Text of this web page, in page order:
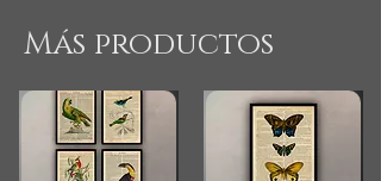
Más productos